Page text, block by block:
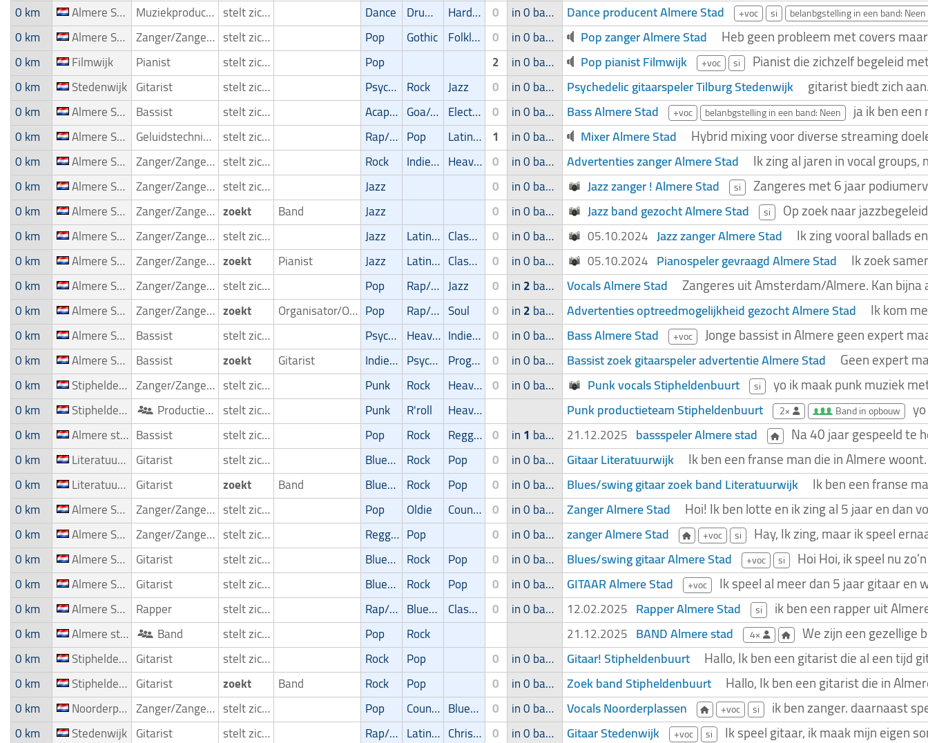
0 km Almere Stad Muziekproducent stelt zich voor Dance Drum'n' bass Hardcore 0 in 0 band Dance producent Almere Stad +voc si belanbgstelling in een band: Neen
0 km Almere Stad Zanger/Zangeres stelt zich voor Pop Gothic Folklore/Irish folk 0 in 0 band Pop zanger Almere Stad Heb geen probleem met covers
0 km Filmwijk Pianist stelt zich voor Pop 2 in 0 band Pop pianist Filmwijk +voc si Pianist die zichzelf begeleid
0 km Stedenwijk Gitarist stelt zich voor Psychedelic Rock Jazz 0 in 0 band Psychedelic gitaarspeler Tilburg Stedenwijk gitarist biedt zich
0 km Almere Stad Bassist stelt zich voor Acapella Goa/Trip-hop Electronic 0 in 0 band Bass Almere Stad +voc belanbgstelling in een band: Neen ja ik ben
0 km Almere Stad Geluidstechnicus/-Mixer stelt zich voor Rap/Hip-Hop/RnB Pop Latin muziek 1 in 0 band Mixer Almere Stad Hybrid mixing voor diverse streaming
0 km Almere Stad Zanger/Zangeres stelt zich voor Rock Indie/Alternative Heavy-metal 0 in 0 band Advertenties zanger Almere Stad Ik zing al jaren in vocal
0 km Almere Stad Zanger/Zangeres stelt zich voor Jazz 0 in 0 band Jazz zanger ! Almere Stad si Zangeres met 6 jaar
0 km Almere Stad Zanger/Zangeres zoekt Band Jazz 0 in 0 band Jazz band gezocht Almere Stad si Op zoek naar
0 km Almere Stad Zanger/Zangeres stelt zich voor Jazz Latin muziek Classic 0 in 0 band 05.10.2024 Jazz zanger Almere Stad Ik zing vooral ballads
0 km Almere Stad Zanger/Zangeres zoekt Pianist Jazz Latin muziek Classic 0 in 0 band 05.10.2024 Pianospeler gevraagd Almere Stad Ik zoek
0 km Almere Stad Zanger/Zangeres stelt zich voor Pop Rap/Hip-Hop/RnB Jazz 0 in2bands Vocals Almere Stad Zangeres uit Amsterdam/Almere. Kan bijna
0 km Almere Stad Zanger/Zangeres zoekt Organisator/Optreedmogelijkheid Pop Rap/Hip-Hop/RnB Soul 0 in2bands Advertenties optreedmogelijkheid gezocht Almere Stad Ik kom
0 km Almere Stad Bassist stelt zich voor Psychedelic Heavy-metal Indie/Alternative 0 in 0 band Bass Almere Stad +voc Jonge bassist in Almere geen expert
0 km Almere Stad Bassist zoekt Gitarist Indie/Alternative Psychedelic Progressive 0 in 0 band Bassist zoek gitaarspeler advertentie Almere Stad Geen expert
0 km Stipheldenbuurt Zanger/Zangeres stelt zich voor Punk Rock Heavy-metal 0 in 0 band Punk vocals Stipheldenbuurt si yo ik maak punk muziek
0 km Stipheldenbuurt Productieteam stelt zich voor Punk R'roll Heavy-metal Punk productieteam Stipheldenbuurt 2× Band in opbouw
0 km Almere stad Bassist stelt zich voor Pop Rock Reggae 0 in1 band 21.12.2025 bassspeler Almere stad Na 40 jaar gespeeld te
0 km Literatuurwijk Gitarist stelt zich voor Blues/Swing Rock Pop 0 in 0 band Gitaar Literatuurwijk Ik ben een franse man die in Almere
0 km Literatuurwijk Gitarist zoekt Band Blues/Swing Rock Pop 0 in 0 band Blues/swing gitaar zoek band Literatuurwijk Ik ben een franse
0 km Almere Stad Zanger/Zangeres stelt zich voor Pop Oldie Country 0 in 0 band Zanger Almere Stad Hoi! Ik ben lotte en ik zing al 5 jaar en dan
0 km Almere Stad Zanger/Zangeres stelt zich voor Reggae Pop 0 in 0 band zanger Almere Stad +voc si Hay, Ik zing, maar ik speel
0 km Almere Stad Gitarist stelt zich voor Blues/Swing Rock Pop 0 in 0 band Blues/swing gitaar Almere Stad +voc si Hoi Hoi, ik speel nu
0 km Almere Stad Gitarist stelt zich voor Blues/Swing Rock Pop 0 in 0 band GITAAR Almere Stad +voc Ik speel al meer dan 5 jaar gitaar en
0 km Almere Stad Rapper stelt zich voor Rap/Hip-Hop/RnB Blues/Swing Classic 0 in 0 band 12.02.2025 Rapper Almere Stad si ik ben een rapper uit
0 km Almere stad Band stelt zich voor Pop Rock 21.12.2025 BAND Almere stad 4× We zijn een gezellige
0 km Stipheldenbuurt Gitarist stelt zich voor Rock Pop 0 in 0 band Gitaar! Stipheldenbuurt Hallo, Ik ben een gitarist die al een tijd
0 km Stipheldenbuurt Gitarist zoekt Band Rock Pop 0 in 0 band Zoek band Stipheldenbuurt Hallo, Ik ben een gitarist die in
0 km Noorderplassen Zanger/Zangeres stelt zich voor Pop Country Blues/Swing 0 in 0 band Vocals Noorderplassen +voc si ik ben zanger. daarnaast
0 km Stedenwijk Gitarist stelt zich voor Rap/Hip-Hop/RnB Latin muziek Christian 0 in 0 band Gitaar Stedenwijk +voc si Ik speel gitaar, ik maak mijn eigen